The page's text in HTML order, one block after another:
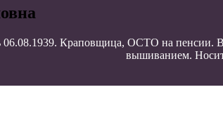
Краповщица, ОСТО на пенсии. В
вышиванием. Носит